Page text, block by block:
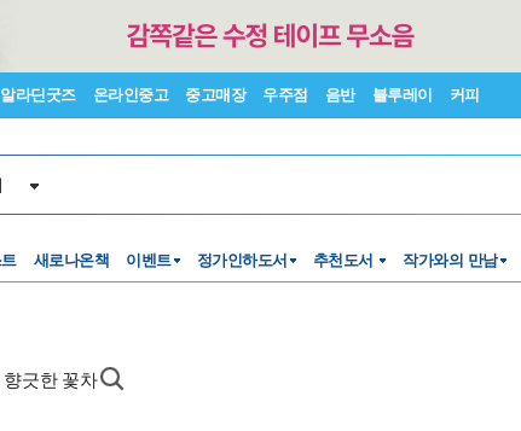
알라딘굿즈 온라인중고 중고매장 우주점 음반 블루레이 커피
새로나온책 이벤트 정가인하도서 추천도서 작가와의 만남
긋한 꽃차